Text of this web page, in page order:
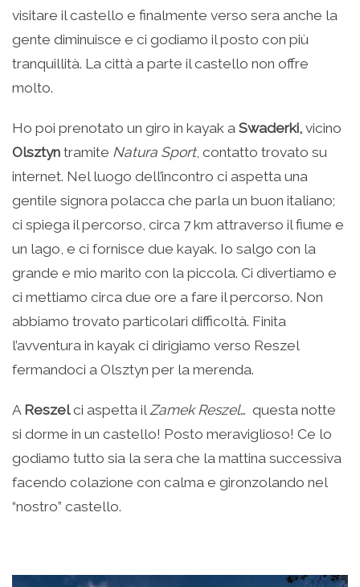
visitare il castello e finalmente verso sera anche la
gente diminuisce e ci godiamo il posto con più
tranquillità. La città a parte il castello non offre
molto.
Ho poi prenotato un giro in kayak a Swaderki, vicino
Olsztyn tramite Natura Sport, contatto trovato su
internet. Nel luogo dell’incontro ci aspetta una
gentile signora polacca che parla un buon italiano;
ci spiega il percorso, circa 7 km attraverso il fiume e
un lago, e ci fornisce due kayak. Io salgo con la
grande e mio marito con la piccola. Ci divertiamo e
ci mettiamo circa due ore a fare il percorso. Non
abbiamo trovato particolari difficoltà. Finita
l’avventura in kayak ci dirigiamo verso Reszel
fermandoci a Olsztyn per la merenda.
A Reszelci aspetta il Zamek Reszel… questa notte
si dorme in un castello! Posto meraviglioso! Ce lo
godiamo tutto sia la sera che la mattina successiva
facendo colazione con calma e gironzolando nel
“nostro” castello.